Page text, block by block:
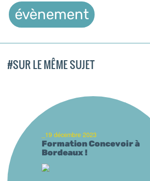
évènement
#SUR LE MÊME SUJET
_19 décembre 2023
Formation Concevoir à
Bordeaux !